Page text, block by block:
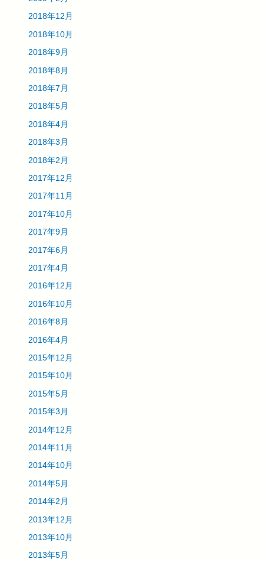
2018年12月
2018年10月
2018年9月
2018年8月
2018年7月
2018年5月
2018年4月
2018年3月
2018年2月
2017年12月
2017年11月
2017年10月
2017年9月
2017年6月
2017年4月
2016年12月
2016年10月
2016年8月
2016年4月
2015年12月
2015年10月
2015年5月
2015年3月
2014年12月
2014年11月
2014年10月
2014年5月
2014年2月
2013年12月
2013年10月
2013年5月